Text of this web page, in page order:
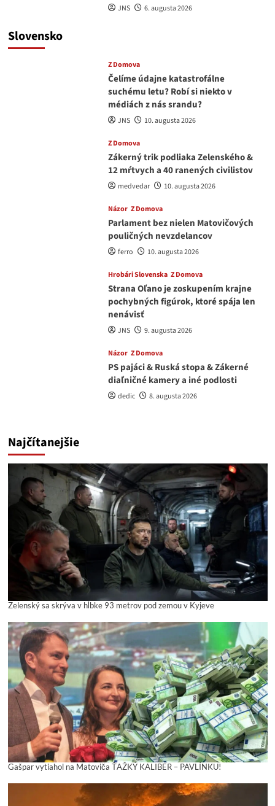
JNS 6. augusta 2026
Slovensko
Z Domova
Čelíme údajne katastrofálne
suchému letu? Robí si niekto v
médiách z nás srandu?
JNS 10. augusta 2026
Z Domova
Zákerný trik podliaka Zelenského &
12 mŕtvych a 40 ranených civilistov
medvedar 10. augusta 2026
Názor Z Domova
Parlament bez nielen Matovičových
pouličných nevzdelancov
ferro 10. augusta 2026
Hrobári Slovenska Z Domova
Strana Oľano je zoskupením krajne
pochybných figúrok, ktoré spája len
nenávisť
JNS 9. augusta 2026
Názor Z Domova
PS pajáci & Ruská stopa & Zákerné
diaľničné kamery a iné podlosti
dedic 8. augusta 2026
Najčítanejšie
Zelenský sa skrýva v hĺbke 93 metrov pod zemou v Kyjeve
Gašpar vytiahol na Matoviča ŤAŽKÝ KALIBER – PAVLÍNKU!